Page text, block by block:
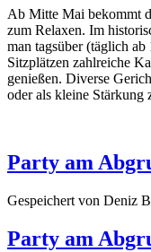
Ab Mitte Mai bekommt
zum Relaxen. Im
man tagsüber (täglich
Sitzplätzen zahlreiche
genießen. Diverse
oder als kleine Stärkung
Party am
Gespeichert von Deniz
Party am